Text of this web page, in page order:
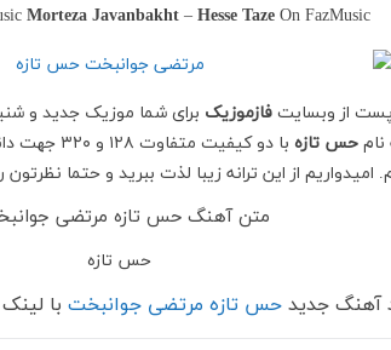
Morteza Javanbakht– Hesse TazeOn FazMusic
پست از وبسایت فازموزیک برای شما موزیک جدید و
نام حس تازه
با دو کیفیت
امیدواریم از این ترانه زیبا لذت ببرید و حتما
متن آهنگ حس تازه مرتضی
حس تازه
آهنگ جدیدحس تازه مرتضی جوانبخت با